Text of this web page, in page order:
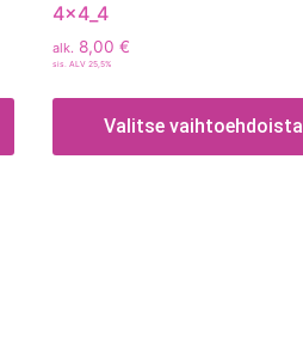
4x4_4
alk. 8,00 €
sis. ALV 25,5%
Valitse vaihtoehdoista